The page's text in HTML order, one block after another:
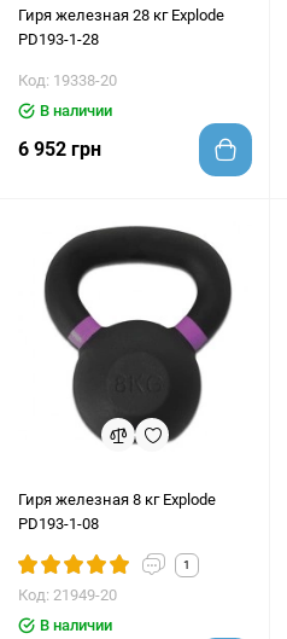
Гиря железная 28 кг Explode
PD193-1-28
Код: 19338-20
В наличии
6 952 грн
Гиря железная 8 кг Explode
PD193-1-08
1
Код: 21949-20
В наличии